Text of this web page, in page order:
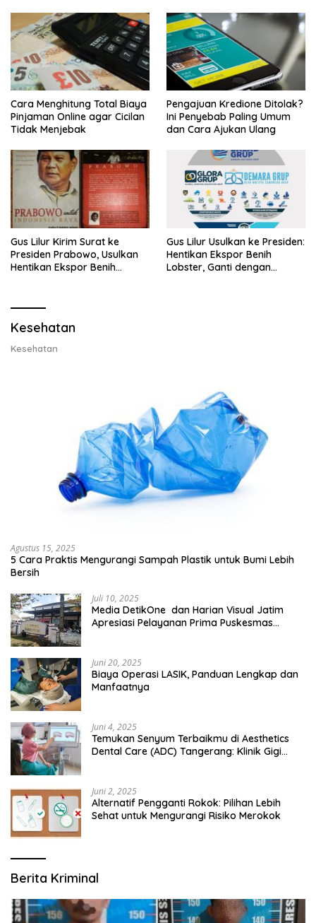
Cara Menghitung Total Biaya
Pinjaman Online agar Cicilan
Tidak Menjebak
Pengajuan Kredione Ditolak?
Ini Penyebab Paling Umum
dan Cara Ajukan Ulang
Gus Lilur Kirim Surat ke
Presiden Prabowo, Usulkan
Hentikan Ekspor Benih
Gus Lilur Usulkan ke Presiden:
Hentikan Ekspor Benih
Lobster, Ganti dengan
Kesehatan
Kesehatan
Agustus 15, 2025
5 Cara Praktis Mengurangi Sampah Plastik untuk Bumi Lebih
Bersih
Juli 10, 2025
Media DetikOne dan Harian Visual Jatim
Apresiasi Pelayanan Prima Puskesmas
Juni 20, 2025
Biaya Operasi LASIK, Panduan Lengkap dan
Manfaatnya
Juni 4, 2025
Temukan Senyum Terbaikmu di Aesthetics
Dental Care (ADC) Tangerang: Klinik Gigi
Juni 2, 2025
Alternatif Pengganti Rokok: Pilihan Lebih
Sehat untuk Mengurangi Risiko Merokok
Berita Kriminal